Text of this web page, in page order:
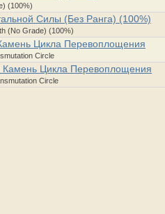
(100%)
Силы (Без Ранга) (100%)
(No Grade) (100%)
Цикла Перевоплощения
Circle
Цикла Перевоплощения
Circle